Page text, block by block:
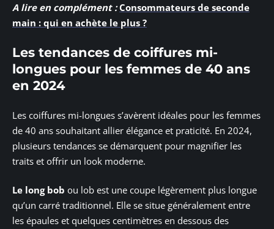
A lire en complément : Consommateurs de seconde
main : qui en achète le plus ?
Les tendances de coiffures mi-
longues pour les femmes de 40 ans
en 2024
Les coiffures mi-longues s’avèrent idéales pour les femmes
de 40 ans souhaitant allier élégance et praticité. En 2024,
plusieurs tendances se démarquent pour magnifier les
traits et offrir un look moderne.
Le long bob ou lob est une coupe légèrement plus longue
qu’un carré traditionnel. Elle se situe généralement entre
les épaules et quelques centimètres en dessous des